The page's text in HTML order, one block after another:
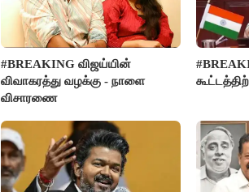
#BREAKING விஜய்யின்
விவாகரத்து வழக்கு - நாளை
விசாரணை